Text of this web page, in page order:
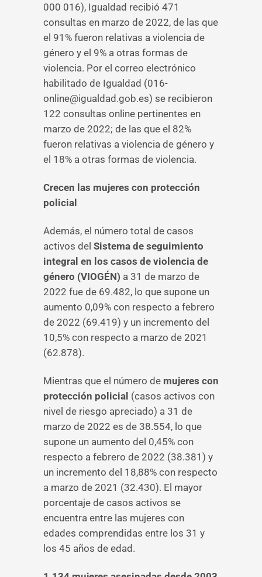
000 016), Igualdad recibió 471
consultas en marzo de 2022, de las que
el 91% fueron relativas a violencia de
género y el 9% a otras formas de
violencia. Por el correo electrónico
habilitado de Igualdad (016-
online@igualdad.gob.es) se recibieron
122 consultas online pertinentes en
marzo de 2022; de las que el 82%
fueron relativas a violencia de género y
el 18% a otras formas de violencia.
Crecen las mujeres con protección
policial
Además, el número total de casos
activos del Sistema de seguimiento
integral en los casos de violencia de
género (VIOGÉN) a 31 de marzo de
2022 fue de 69.482, lo que supone un
aumento 0,09% con respecto a febrero
de 2022 (69.419) y un incremento del
10,5% con respecto a marzo de 2021
(62.878).
Mientras que el número de mujeres con
protección policial (casos activos con
nivel de riesgo apreciado) a 31 de
marzo de 2022 es de 38.554, lo que
supone un aumento del 0,45% con
respecto a febrero de 2022 (38.381) y
un incremento del 18,88% con respecto
a marzo de 2021 (32.430). El mayor
porcentaje de casos activos se
encuentra entre las mujeres con
edades comprendidas entre los 31 y
los 45 años de edad.